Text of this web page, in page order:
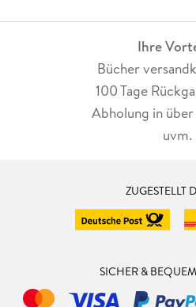
Ihre
Bücher
100 Tage
Abholung in
uvm.
ZUGESTELLT
SICHER &